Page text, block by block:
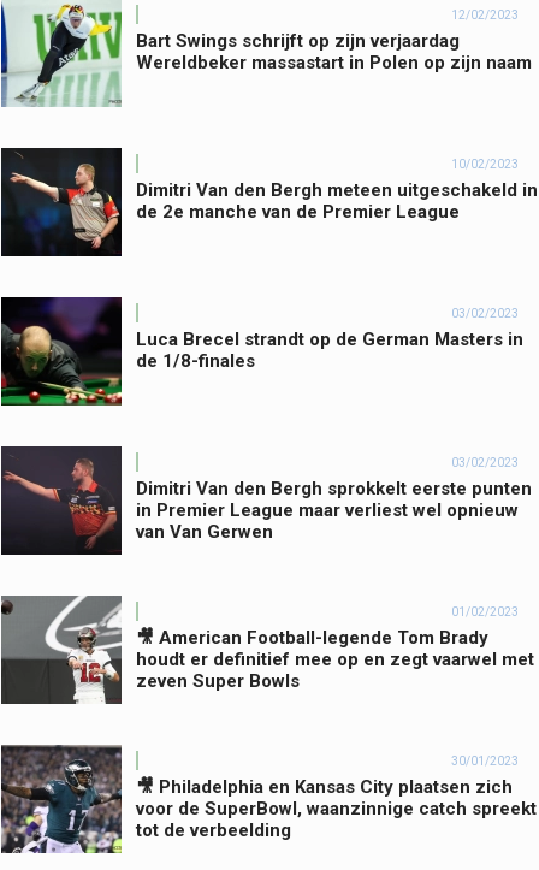
12/02/2023
Bart Swings schrijft op zijn verjaardag
Wereldbeker massastart in Polen op zijn naam
10/02/2023
Dimitri Van den Bergh meteen uitgeschakeld in
de 2e manche van de Premier League
03/02/2023
Luca Brecel strandt op de German Masters in
de 1/8-finales
03/02/2023
Dimitri Van den Bergh sprokkelt eerste punten
in Premier League maar verliest wel opnieuw
van Van Gerwen
01/02/2023
🎥 American Football-legende Tom Brady
houdt er definitief mee op en zegt vaarwel met
zeven Super Bowls
30/01/2023
🎥 Philadelphia en Kansas City plaatsen zich
voor de SuperBowl, waanzinnige catch spreekt
tot de verbeelding